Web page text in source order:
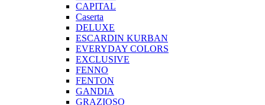
CAPITAL
Caserta
DELUXE
ESCARDIN KURBAN
EVERYDAY COLORS
EXCLUSIVE
FENNO
FENTON
GANDIA
GRAZIOSO